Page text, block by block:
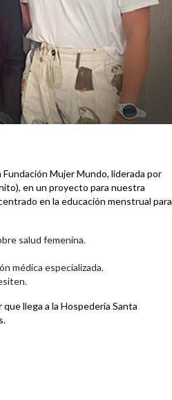
Mujer Mundo, liderada por
en un proyecto para nuestra
en la educación menstrual para
salud femenina.
médica especializada.
llega a la Hospedería Santa